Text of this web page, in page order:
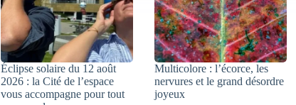
Éclipse solaire du 12 août
2026 : la Cité de l’espace
vous accompagne pour tout
Multicolore : l’écorce, les
nervures et le grand désordre
joyeux